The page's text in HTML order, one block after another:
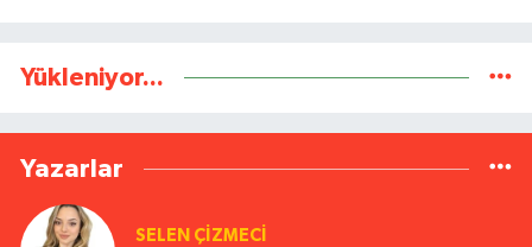
Yükleniyor...
Yazarlar
SELEN ÇİZMECİ